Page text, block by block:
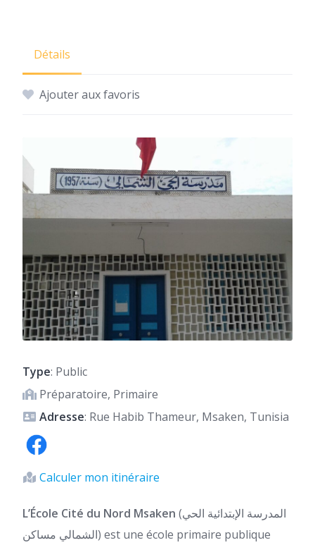
Détails
Ajouter aux favoris
Type: Public
Préparatoire, Primaire
Adresse: Rue Habib Thameur, Msaken, Tunisia
Calculer mon itinéraire
L’École Cité du Nord Msaken (المدرسة الإبتدائية الحي
الشمالي مساكن) est une école primaire publique